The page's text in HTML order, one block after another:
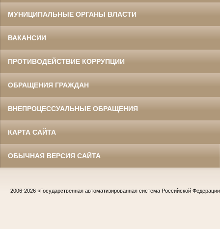
МУНИЦИПАЛЬНЫЕ ОРГАНЫ ВЛАСТИ
ВАКАНСИИ
ПРОТИВОДЕЙСТВИЕ КОРРУПЦИИ
ОБРАЩЕНИЯ ГРАЖДАН
ВНЕПРОЦЕССУАЛЬНЫЕ ОБРАЩЕНИЯ
КАРТА САЙТА
ОБЫЧНАЯ ВЕРСИЯ САЙТА
2006-2026 «Государственная автоматизированная система Российской